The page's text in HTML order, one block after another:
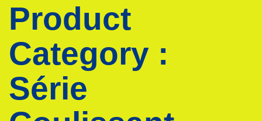
Product
Category :
Série